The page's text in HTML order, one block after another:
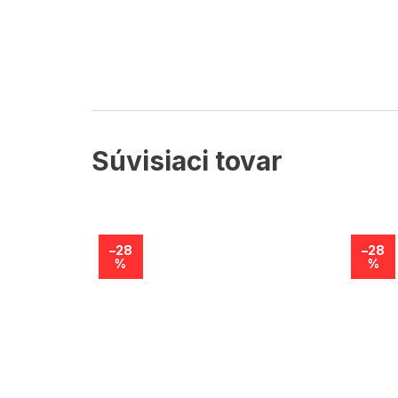
Súvisiaci tovar
–28
%
–28
%